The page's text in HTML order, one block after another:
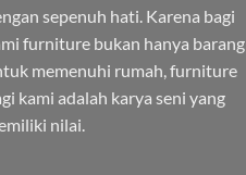
sepenuh hati. Karena bagi
furniture bukan hanya barang
memenuhi rumah, furniture
kami adalah karya seni yang
nilai.